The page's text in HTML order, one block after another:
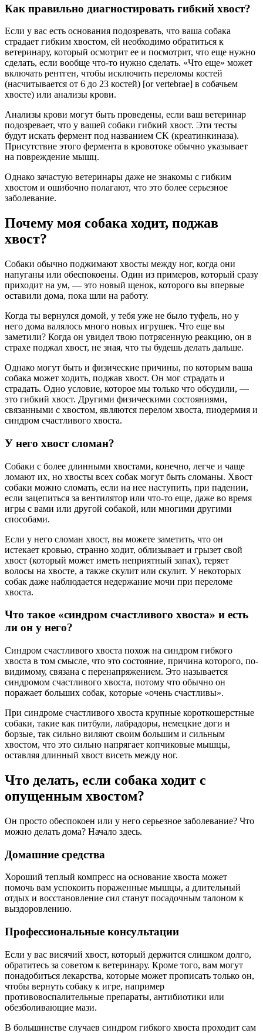
Как правильно диагностировать гибкий хвост?
Если у вас есть основания подозревать, что ваша собака
страдает гибким хвостом, ей необходимо обратиться к
ветеринару, который осмотрит ее и посмотрит, что еще нужно
сделать, если вообще что-то нужно сделать. «Что еще» может
включать рентген, чтобы исключить переломы костей
(насчитывается от 6 до 23 костей) [or vertebrae] в собачьем
хвосте) или анализы крови.
Анализы крови могут быть проведены, если ваш ветеринар
подозревает, что у вашей собаки гибкий хвост. Эти тесты
будут искать фермент под названием CK (креатинкиназа).
Присутствие этого фермента в кровотоке обычно указывает
на повреждение мышц.
Однако зачастую ветеринары даже не знакомы с гибким
хвостом и ошибочно полагают, что это более серьезное
заболевание.
Почему моя собака ходит, поджав
хвост?
Собаки обычно поджимают хвосты между ног, когда они
напуганы или обеспокоены. Один из примеров, который сразу
приходит на ум, — это новый щенок, которого вы впервые
оставили дома, пока шли на работу.
Когда ты вернулся домой, у тебя уже не было туфель, но у
него дома валялось много новых игрушек. Что еще вы
заметили? Когда он увидел твою потрясенную реакцию, он в
страхе поджал хвост, не зная, что ты будешь делать дальше.
Однако могут быть и физические причины, по которым ваша
собака может ходить, поджав хвост. Он мог страдать и
страдать. Одно условие, которое мы только что обсудили, —
это гибкий хвост. Другими физическими состояниями,
связанными с хвостом, являются перелом хвоста, пиодермия и
синдром счастливого хвоста.
У него хвост сломан?
Собаки с более длинными хвостами, конечно, легче и чаще
ломают их, но хвосты всех собак могут быть сломаны. Хвост
собаки можно сломать, если на нее наступить, при падении,
если зацепиться за вентилятор или что-то еще, даже во время
игры с вами или другой собакой, или многими другими
способами.
Если у него сломан хвост, вы можете заметить, что он
истекает кровью, странно ходит, облизывает и грызет свой
хвост (который может иметь неприятный запах), теряет
волосы на хвосте, а также скулит или скулит. У некоторых
собак даже наблюдается недержание мочи при переломе
хвоста.
Что такое «синдром счастливого хвоста» и есть
ли он у него?
Синдром счастливого хвоста похож на синдром гибкого
хвоста в том смысле, что это состояние, причина которого, по-
видимому, связана с перенапряжением. Это называется
синдромом счастливого хвоста, потому что обычно он
поражает больших собак, которые «очень счастливы».
При синдроме счастливого хвоста крупные короткошерстные
собаки, такие как питбули, лабрадоры, немецкие доги и
борзые, так сильно виляют своим большим и сильным
хвостом, что это сильно напрягает копчиковые мышцы,
оставляя длинный хвост висеть между ног.
Что делать, если собака ходит с
опущенным хвостом?
Он просто обеспокоен или у него серьезное заболевание? Что
можно делать дома? Начало здесь.
Домашние средства
Хороший теплый компресс на основание хвоста может
помочь вам успокоить пораженные мышцы, а длительный
отдых и восстановление сил станут посадочным талоном к
выздоровлению.
Профессиональные консультации
Если у вас висячий хвост, который держится слишком долго,
обратитесь за советом к ветеринару. Кроме того, вам могут
понадобиться лекарства, которые может прописать только он,
чтобы вернуть собаку к игре, например
противовоспалительные препараты, антибиотики или
обезболивающие мази.
В большинстве случаев синдром гибкого хвоста проходит сам